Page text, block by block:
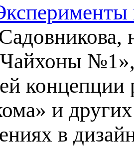
№1»,
концепции
и
в